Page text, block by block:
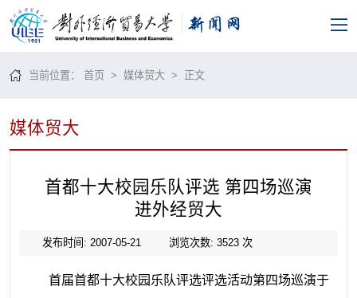
当前位置：首页 >媒体贸大 > 正文
媒体贸大
首都十大校园乐队评选 第四场巡演
进外经贸大
发布时间: 2007-05-21 浏览次数: 3523次
首届首都十大校园乐队评选评选活动第四场巡演于